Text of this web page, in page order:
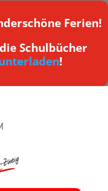
Ferien!
Schulbücher
!